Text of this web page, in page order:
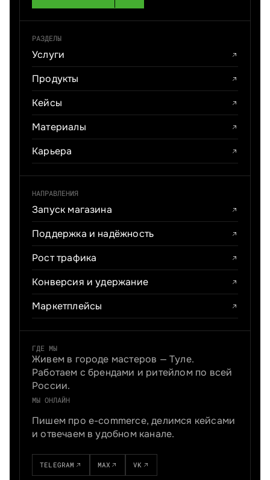
РАЗДЕЛЫ
Услуги
Продукты
Кейсы
Материалы
Карьера
НАПРАВЛЕНИЯ
Запуск магазина
Поддержка и надёжность
Рост трафика
Конверсия и удержание
Маркетплейсы
ГДЕ МЫ
Живем в городе мастеров — Туле.
Работаем с брендами и ритейлом по всей
России.
МЫ ОНЛАЙН
Пишем про e-commerce, делимся кейсами
и отвечаем в удобном канале.
TELEGRAM MAX VK